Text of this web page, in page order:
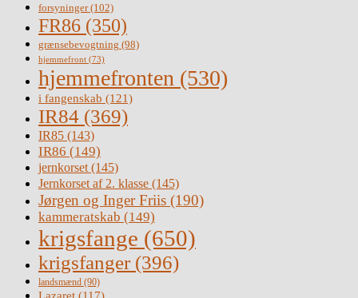
forsyninger(102)
FR86 (350)
grænsebevogtning (98)
hjemmefront (73)
hjemmefronten (530)
i fangenskab (121)
IR84 (369)
IR85 (143)
IR86 (149)
jernkorset (145)
Jernkorset af 2. klasse (145)
Jørgen og Inger Friis (190)
kammeratskab (149)
krigsfange (650)
krigsfanger (396)
landsmænd (90)
Lazaret (117)